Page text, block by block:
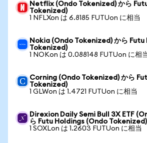
Netflix (Ondo Tokenized) から
Tokenized)
1 NFLXon は 6.8185 FUTUon に相当
Nokia (Ondo Tokenized) から
Tokenized)
1 NOKon は 0.088148 FUTUon に相
Corning (Ondo Tokenized) から
Tokenized)
1 GLWon は 1.4721 FUTUon に相当
Direxion Daily Semi Bull 3X ETF
ら Futu Holdings (Ondo Tokenized)
1 SOXLon は 1.2603 FUTUon に相当